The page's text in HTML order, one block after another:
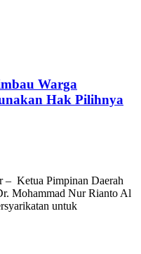
Warga
Hak Pilihnya
Ketua Pimpinan Daerah
Mohammad Nur Rianto Al
untuk